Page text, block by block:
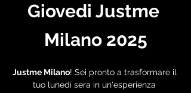
Giovedi Justme
Milano 2025
Justme Milano! Sei pronto a trasformare il
tuo lunedì sera in un'esperienza